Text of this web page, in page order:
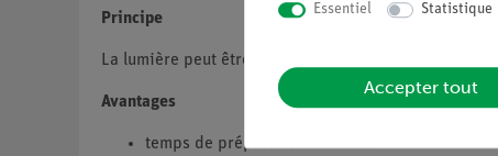
Principe
La lumière peut être réfléchie par les objets. La
Avantages
temps de préparation minimal
Essentiel Statistique
Accepter tout